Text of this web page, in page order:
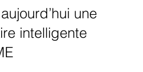
une
intelligente